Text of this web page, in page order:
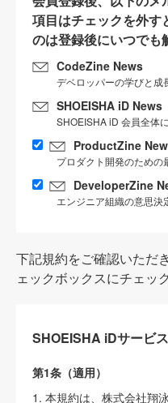
項目はチェックを外す
のは登録後にいつでも
CodeZine News
デベロッパーの学びと成
SHOEISHA iD News
SHOEISHA iD 会員全体
ProductZine
プロダクト開発のための
DeveloperZine
エンジニア組織の意思決
下記規約をご確認いただ
ェックボックスにチェッ
SHOEISHA iDサービ
第1条（適用）
1. 本規約は、株式会社翔